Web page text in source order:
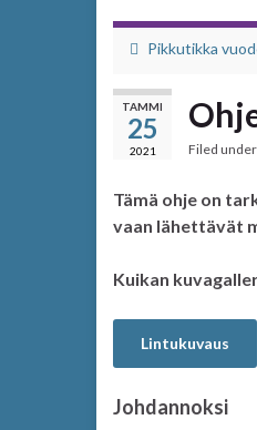
Pikkutikka
TAMMI
25
2021 Filed under
Tämä ohje on
vaan lähettävät
Kuikan
Lintukuvaus
Johdannoksi